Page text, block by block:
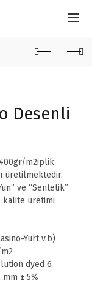
Desenli
m2iplik
üretilmektedir.
ve “Sentetik”
kalite üretimi
Yurt v.b)
dyed 6
mm ± 5%